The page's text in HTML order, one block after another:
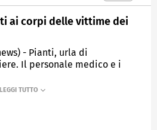
ai corpi delle vittime dei
- Pianti, urla di
Il personale medico e i
prima della loro